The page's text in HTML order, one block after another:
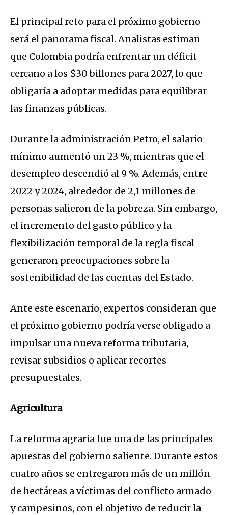
El principal reto para el próximo gobierno
será el panorama fiscal. Analistas estiman
que Colombia podría enfrentar un déficit
cercano a los $30 billones para 2027, lo que
obligaría a adoptar medidas para equilibrar
las finanzas públicas.
Durante la administración Petro, el salario
mínimo aumentó un 23 %, mientras que el
desempleo descendió al 9 %. Además, entre
2022 y 2024, alrededor de 2,1 millones de
personas salieron de la pobreza. Sin embargo,
el incremento del gasto público y la
flexibilización temporal de la regla fiscal
generaron preocupaciones sobre la
sostenibilidad de las cuentas del Estado.
Ante este escenario, expertos consideran que
el próximo gobierno podría verse obligado a
impulsar una nueva reforma tributaria,
revisar subsidios o aplicar recortes
presupuestales.
Agricultura
La reforma agraria fue una de las principales
apuestas del gobierno saliente. Durante estos
cuatro años se entregaron más de un millón
de hectáreas a víctimas del conflicto armado
y campesinos, con el objetivo de reducir la